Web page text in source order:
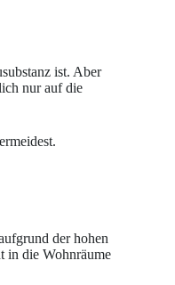
ist. Aber
nur auf die
der hohen
in die Wohnräume